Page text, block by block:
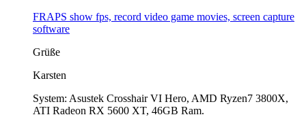
FRAPS show fps, record video game movies, screen capture
software
Grüße
Karsten
System: Asustek Crosshair VI Hero, AMD Ryzen7 3800X,
ATI Radeon RX 5600 XT, 46GB Ram.